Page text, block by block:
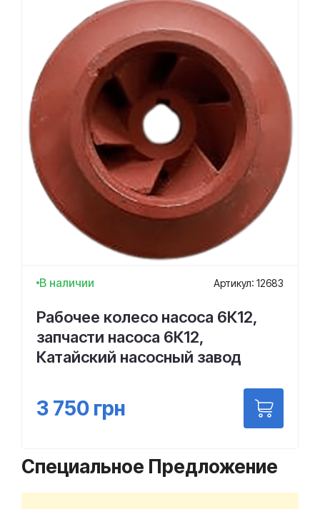
В наличии Артикул: 12683
Рабочее колесо насоса 6К12,
запчасти насоса 6К12,
Катайский насосный завод
3 750 грн
Специальное Предложение